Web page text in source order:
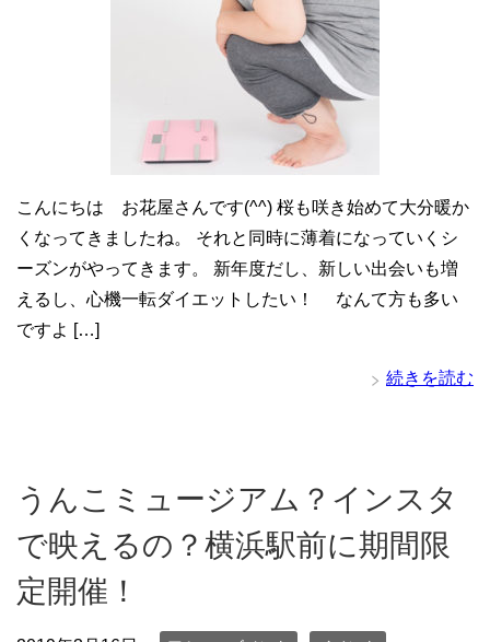
こんにちは お花屋さんです(^^) 桜も咲き始めて大分暖か
くなってきましたね。 それと同時に薄着になっていくシ
ーズンがやってきます。 新年度だし、新しい出会いも増
えるし、心機一転ダイエットしたい！ なんて方も多い
ですよ […]
続きを読む
うんこミュージアム？インスタ
で映えるの？横浜駅前に期間限
定開催！